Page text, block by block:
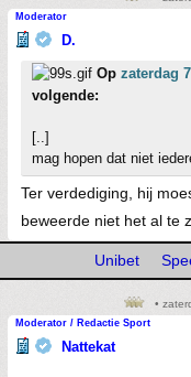
Moderator
D.
Op zaterdag
volgende:
[..]
mag hopen dat niet
Ter verdediging, hij
beweerde niet het al te
Unibet
•
Moderator / Redactie Sport
Nattekat